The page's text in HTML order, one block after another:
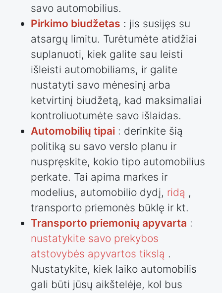
savo automobilius.
Pirkimo biudžetas : jis susijęs su
atsargų limitu. Turėtumėte atidžiai
suplanuoti, kiek galite sau leisti
išleisti automobiliams, ir galite
nustatyti savo mėnesinį arba
ketvirtinį biudžetą, kad maksimaliai
kontroliuotumėte savo išlaidas.
Automobilių tipai : derinkite šią
politiką su savo verslo planu ir
nuspręskite, kokio tipo automobilius
perkate. Tai apima markes ir
modelius, automobilio dydį, ridą ,
transporto priemonės būklę ir kt.
Transporto priemonių apyvarta :
nustatykite savo prekybos
atstovybės apyvartos tikslą .
Nustatykite, kiek laiko automobilis
gali būti jūsų aikštelėje, kol bus